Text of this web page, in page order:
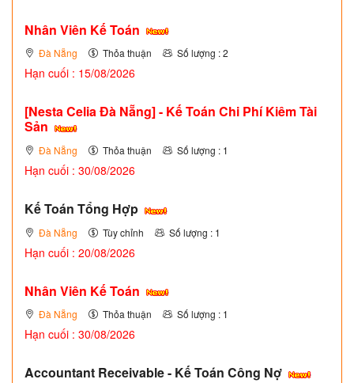
Nhân Viên Kế Toán
Đà Nẵng Thỏa thuận Số lượng : 2
Hạn cuối : 15/08/2026
[Nesta Celia Đà Nẵng] - Kế Toán Chi Phí Kiêm Tài
Sản
Đà Nẵng Thỏa thuận Số lượng : 1
Hạn cuối : 30/08/2026
Kế Toán Tổng Hợp
Đà Nẵng Tùy chỉnh Số lượng : 1
Hạn cuối : 20/08/2026
Nhân Viên Kế Toán
Đà Nẵng Thỏa thuận Số lượng : 1
Hạn cuối : 30/08/2026
Accountant Receivable - Kế Toán Công Nợ